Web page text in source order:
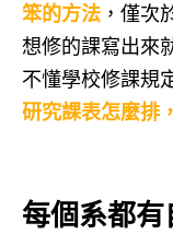
笨的方法 ，僅次
想修的課寫出來
不懂學校修課規
研究課表怎麼排
每個系都